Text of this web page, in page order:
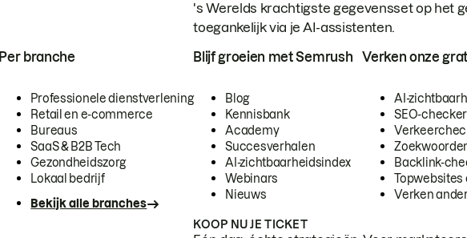
's Werelds krachtigste gegevensset op het
toegankelijk via je AI-assistenten.
Per branche
Professionele dienstverlening
Retail en e-commerce
Bureaus
SaaS & B2B Tech
Gezondheidszorg
Lokaal bedrijf
Bekijk alle branches
Blijf groeien met Semrush
Blog
Kennisbank
Academy
Succesverhalen
AI-zichtbaarheidsindex
Webinars
Nieuws
Verken onze
AI-
SEO-checker
Backlink-
Topwebsites
Verken
KOOP NU JE TICKET